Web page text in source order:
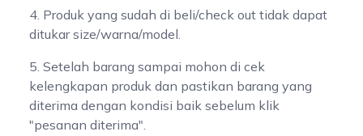
4. Produk yang sudah di beli/check out tidak dapat
ditukar size/warna/model.
5. Setelah barang sampai mohon di cek
kelengkapan produk dan pastikan barang yang
diterima dengan kondisi baik sebelum klik
"pesanan diterima".